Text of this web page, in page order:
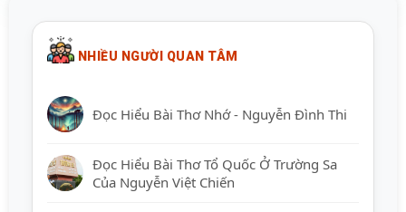
NHIỀU NGƯỜI QUAN TÂM
Đọc Hiểu Bài Thơ Nhớ - Nguyễn Đình Thi
Đọc Hiểu Bài Thơ Tổ Quốc Ở Trường Sa
Của Nguyễn Việt Chiến